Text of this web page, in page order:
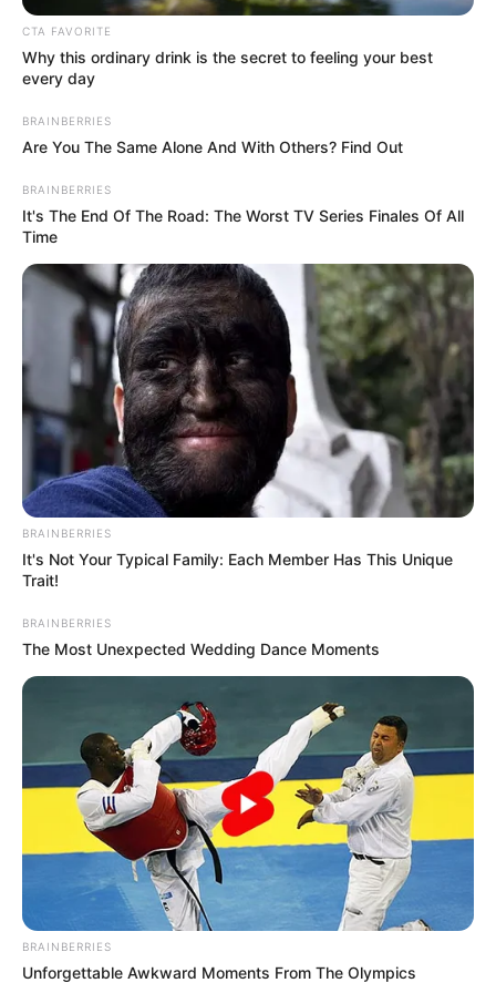
COMPARTIR
NOTICIAS ANTIOQUIA
NOTICIAS MEDELLÍN
VENTILADORES MECÁNICOS
AUTORIDADES
MANTÉNGASE EN ALERTA
Tenemos todas las noticias que le
interesan. Para estar bien informado, por
favor, active las notificaciones de Alerta.
ACTIVAR AHORA
TEMAS DESTACADOS
EMERGENCIAS POR LLUVIAS
METRO DE MEDELLÍN
ELECCIONES PRESIDENCIALES
MARINILLA - ANTIOQUIA
EPM
YONDÓ - ANTIOQUIA
RIONEGRO
CTA FAVORITE
Why this ordinary drink is the secret to feeling your best
every day
BRAINBERRIES
Are You The Same Alone And With Others? Find Out
BRAINBERRIES
It's The End Of The Road: The Worst TV Series Finales Of All
Time
BRAINBERRIES
It's Not Your Typical Family: Each Member Has This Unique
Trait!
BRAINBERRIES
The Most Unexpected Wedding Dance Moments
BRAINBERRIES
Unforgettable Awkward Moments From The Olympics